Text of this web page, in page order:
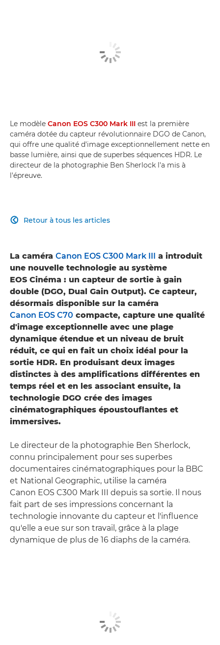
Le modèle Canon EOS C300 Mark III est la première
caméra dotée du capteur révolutionnaire DGO de Canon,
qui offre une qualité d'image exceptionnellement nette en
basse lumière, ainsi que de superbes séquences HDR. Le
directeur de la photographie Ben Sherlock l'a mis à
l'épreuve.
Retour à tous les articles

La caméra Canon EOS C300 Mark III a introduit
une nouvelle technologie au système
EOS Cinéma : un capteur de sortie à gain
double (DGO, Dual Gain Output). Ce capteur,
désormais disponible sur la caméra
Canon EOS C70 compacte, capture une qualité
d'image exceptionnelle avec une plage
dynamique étendue et un niveau de bruit
réduit, ce qui en fait un choix idéal pour la
sortie HDR. En produisant deux images
distinctes à des amplifications différentes en
temps réel et en les associant ensuite, la
technologie DGO crée des images
cinématographiques époustouflantes et
immersives.
Le directeur de la photographie Ben Sherlock,
connu principalement pour ses superbes
documentaires cinématographiques pour la BBC
et National Geographic, utilise la caméra
Canon EOS C300 Mark III depuis sa sortie. Il nous
fait part de ses impressions concernant la
technologie innovante du capteur et l'influence
qu'elle a eue sur son travail, grâce à la plage
dynamique de plus de 16 diaphs de la caméra.